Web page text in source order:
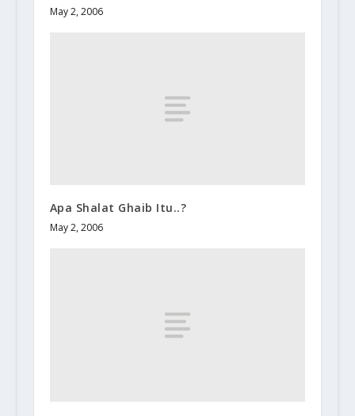
May 2, 2006
Apa Shalat Ghaib Itu..?
May 2, 2006